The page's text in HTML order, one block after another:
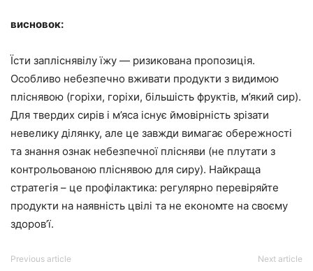
висновок:
Їсти запліснявілу їжу — ризикована пропозиція.
Особливо небезпечно вживати продукти з видимою
пліснявою (горіхи, горіхи, більшість фруктів, м’який сир).
Для твердих сирів і м’яса існує ймовірність зрізати
невелику ділянку, але це завжди вимагає обережності
та знання ознак небезпечної плісняви ​​(не плутати з
контрольованою пліснявою для сиру). Найкраща
стратегія – це профілактика: регулярно перевіряйте
продукти на наявність цвілі та не економте на своєму
здоров’ї.
Previous article Next article